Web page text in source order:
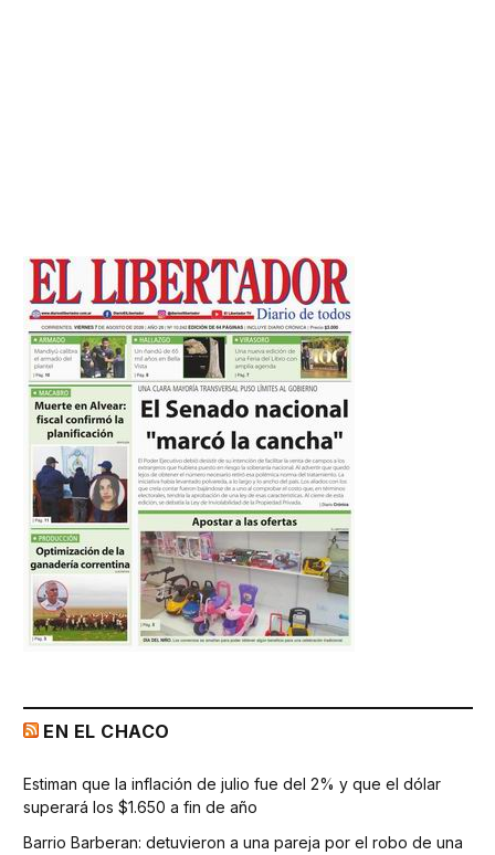
EN EL CHACO
Estiman que la inflación de julio fue del 2% y que el dólar
superará los $1.650 a fin de año
Barrio Barberan: detuvieron a una pareja por el robo de una